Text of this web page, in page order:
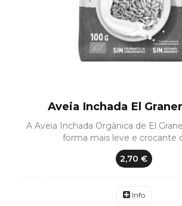
Aveia Inchada El
A Aveia Inchada Orgânica de El
forma mais leve e crocante
2,70 €
Info